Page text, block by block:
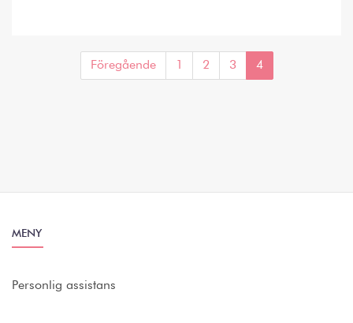
Föregående 1 2 3 4
MENY
Personlig assistans